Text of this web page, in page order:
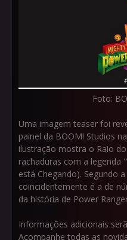
Foto:
Uma imagem teaser foi
painel da BOOM! Studios
ilustração mostra o Raio
rachaduras com a legenda
está Chegando). Segundo
coincidentemente é a de
da história de Power
Informações adicionais
Acompanhe todas as